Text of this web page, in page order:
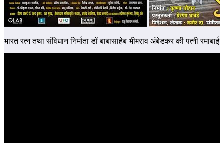
भारत रत्न तथा संविधान निर्माता डॉ बाबासाहेब भीमराव अंबेडकर की पत्नी